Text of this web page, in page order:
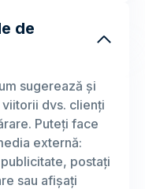
de
sugerează și
dvs. clienți
Puteți face
externă:
postați
sau afișați